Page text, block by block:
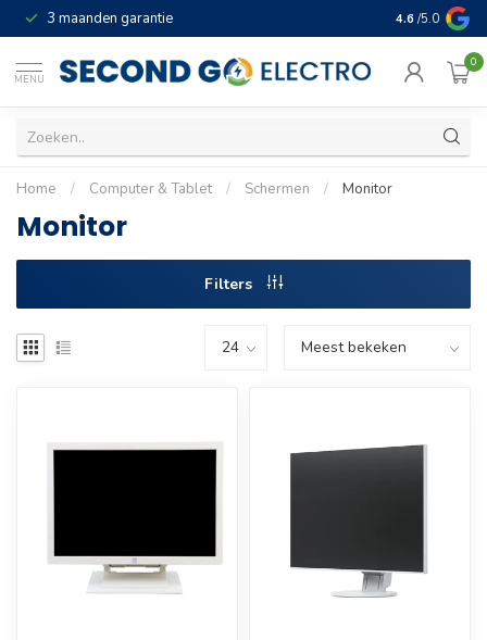
3 maanden garantie Geld terug
4.6 /5.0
MENU
0
Home / Computer & Tablet / Schermen / Monitor
Monitor
Filters